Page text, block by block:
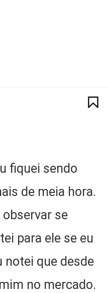
fiquei sendo
de meia hora.
observar se
para ele se eu
notei que desde
no mercado.